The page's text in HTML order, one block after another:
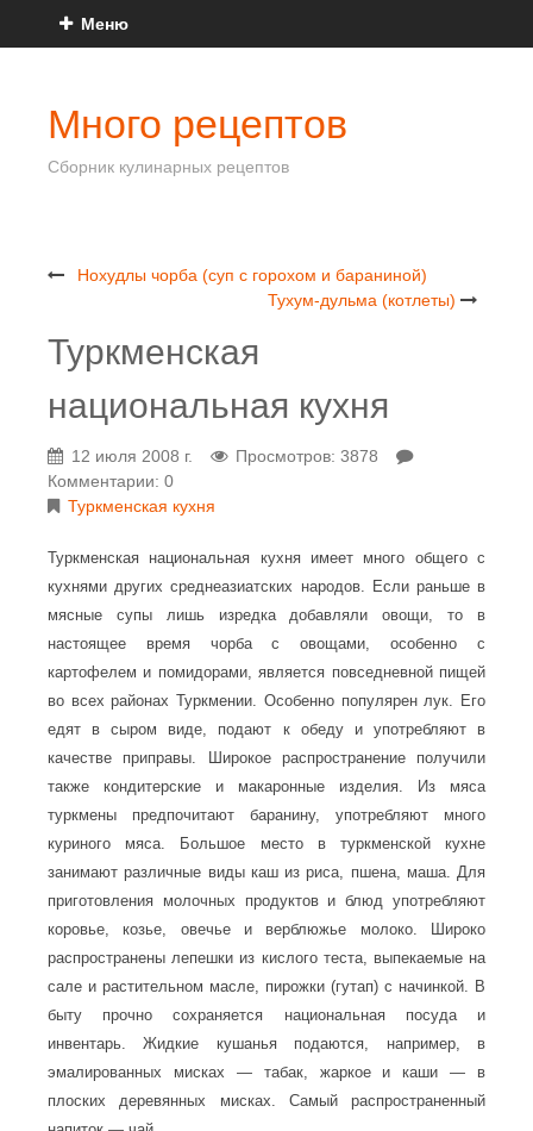
Меню
Много рецептов
Сборник кулинарных рецептов
Нохудлы чорба (суп с горохом и бараниной)
Тухум-дульма (котлеты)
Туркменская
национальная кухня
12 июля 2008 г.
Просмотров: 3878
Комментарии: 0
Туркменская кухня
Туркменская национальная кухня имеет много общего с
кухнями других среднеазиатских народов. Если раньше в
мясные супы лишь изредка добавляли овощи, то в
настоящее время чорба с овощами, особенно с
картофелем и помидорами, является повседневной пищей
во всех районах Туркмении. Особенно популярен лук. Его
едят в сыром виде, подают к обеду и употребляют в
качестве приправы. Широкое распространение получили
также кондитерские и макаронные изделия. Из мяса
туркмены предпочитают баранину, употребляют много
куриного мяса. Большое место в туркменской кухне
занимают различные виды каш из риса, пшена, маша. Для
приготовления молочных продуктов и блюд употребляют
коровье, козье, овечье и верблюжье молоко. Широко
распространены лепешки из кислого теста, выпекаемые на
сале и растительном масле, пирожки (гутап) с начинкой. В
быту прочно сохраняется национальная посуда и
инвентарь. Жидкие кушанья подаются, например, в
эмалированных мисках — табак, жаркое и каши — в
плоских деревянных мисках. Самый распространенный